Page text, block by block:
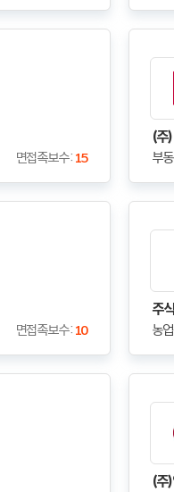
면접족보수 : 15
(주
부
면접족보수 : 10
주
농
(주